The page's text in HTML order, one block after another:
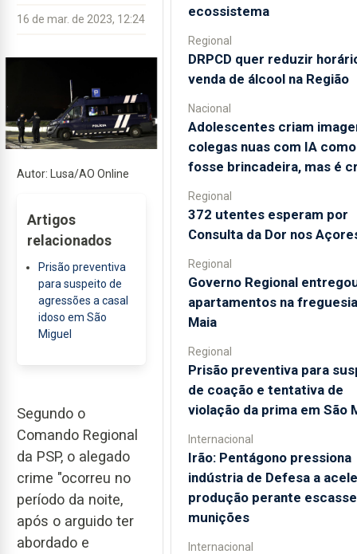
16 de mar. de 2023, 12:24
Autor: Lusa/AO Online
Artigos
relacionados
Prisão preventiva
para suspeito de
agressões a casal
idoso em São
Miguel
Segundo o
Comando Regional
da PSP, o alegado
crime "ocorreu no
período da noite,
após o arguido ter
abordado e
ecossistema
Regional
DRPCD quer reduzir
venda de álcool na Região
Nacional
Adolescentes criam
colegas nuas com IA
fosse brincadeira, mas é
Regional
372 utentes esperam por
Consulta da Dor nos
Regional
Governo Regional
apartamentos na
Maia
Regional
Prisão preventiva para
de coação e tentativa de
violação da prima em São
Internacional
Irão: Pentágono pressiona
indústria de Defesa a
produção perante
munições
Internacional